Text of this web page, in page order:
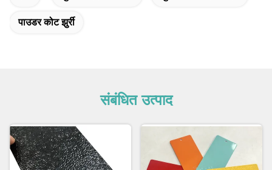
पाउडर कोट झुर्री
संबंधित उत्पाद